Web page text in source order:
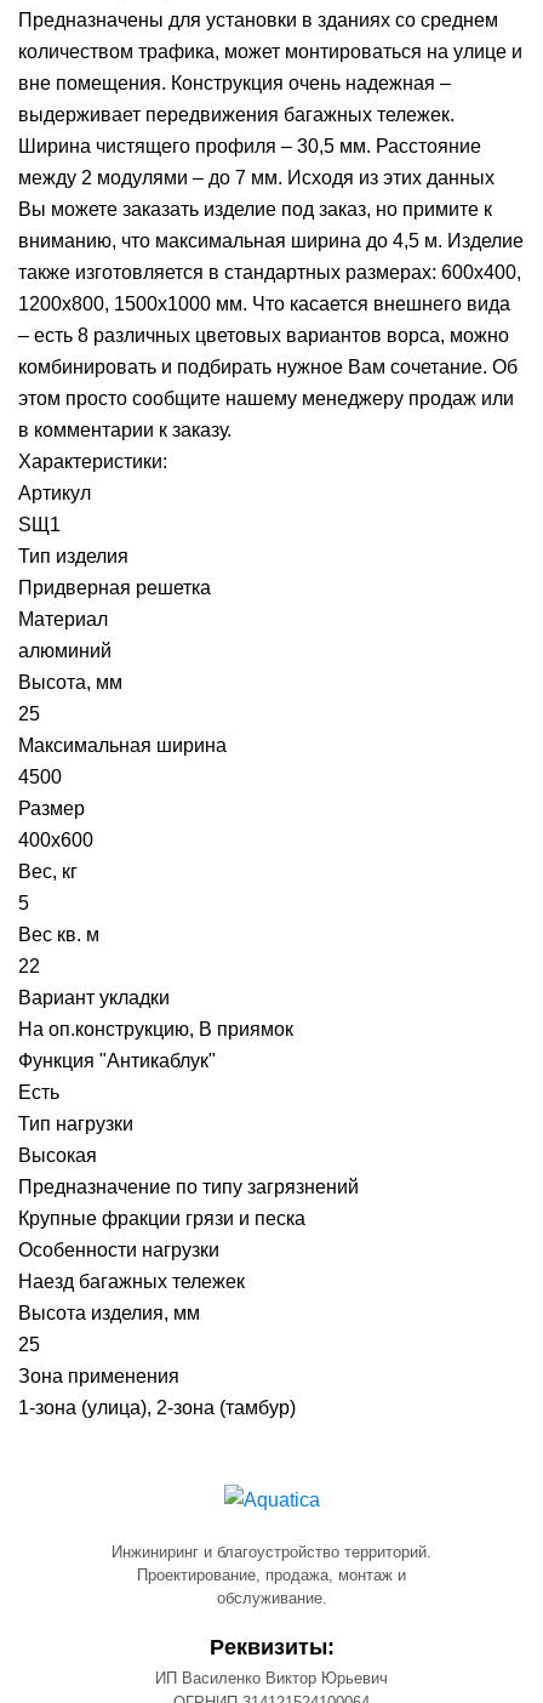
Предназначены для установки в зданиях со среднем
количеством трафика, может монтироваться на улице и
вне помещения. Конструкция очень надежная –
выдерживает передвижения багажных тележек.
Ширина чистящего профиля – 30,5 мм. Расстояние
между 2 модулями – до 7 мм. Исходя из этих данных
Вы можете заказать изделие под заказ, но примите к
вниманию, что максимальная ширина до 4,5 м. Изделие
также изготовляется в стандартных размерах: 600х400,
1200х800, 1500х1000 мм. Что касается внешнего вида
– есть 8 различных цветовых вариантов ворса, можно
комбинировать и подбирать нужное Вам сочетание. Об
этом просто сообщите нашему менеджеру продаж или
в комментарии к заказу.
Характеристики:
Артикул
SЩ1
Тип изделия
Придверная решетка
Материал
алюминий
Высота, мм
25
Максимальная ширина
4500
Размер
400х600
Вес, кг
5
Вес кв. м
22
Вариант укладки
На оп.конструкцию, В приямок
Функция "Антикаблук"
Есть
Тип нагрузки
Высокая
Предназначение по типу загрязнений
Крупные фракции грязи и песка
Особенности нагрузки
Наезд багажных тележек
Высота изделия, мм
25
Зона применения
1-зона (улица), 2-зона (тамбур)
Инжиниринг и благоустройство территорий.
Проектирование, продажа, монтаж и
обслуживание.
Реквизиты:
ИП Василенко Виктор Юрьевич